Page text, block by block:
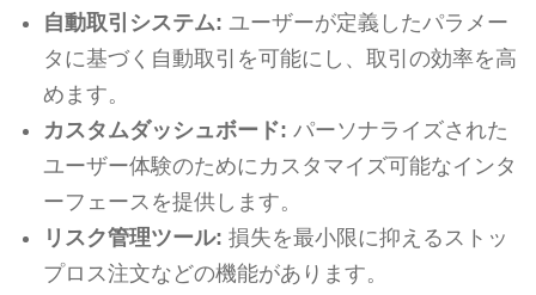
自動取引システム: ユーザーが定義したパラメー
タに基づく自動取引を可能にし、取引の効率を高
めます。
カスタムダッシュボード: パーソナライズされた
ユーザー体験のためにカスタマイズ可能なインタ
ーフェースを提供します。
リスク管理ツール: 損失を最小限に抑えるストッ
プロス注文などの機能があります。